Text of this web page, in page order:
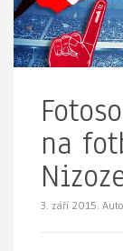
na
3. září 2015.